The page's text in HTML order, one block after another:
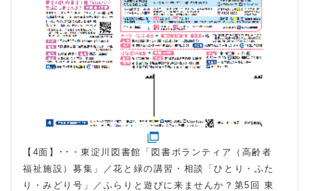
【4面】･･・東淀川図書館「図書ボランティア（高齢者
福祉施設）募集」／花と緑の講習・相談「ひとり・ふた
り・みどり号」／ふらりと遊びに来ませんか？第5回 東